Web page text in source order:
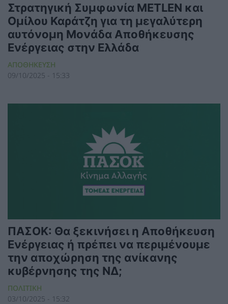
Στρατηγική Συμφωνία METLEN και
Ομίλου Καράτζη για τη μεγαλύτερη
αυτόνομη Μονάδα Αποθήκευσης
Ενέργειας στην Ελλάδα
ΑΠΟΘΗΚΕΥΣΗ
09/10/2025 - 15:33
ΠΑΣΟΚ: Θα ξεκινήσει η Αποθήκευση
Ενέργειας ή πρέπει να περιμένουμε
την αποχώρηση της ανίκανης
κυβέρνησης της ΝΔ;
ΠΟΛΙΤΙΚΗ
03/10/2025 - 15:32